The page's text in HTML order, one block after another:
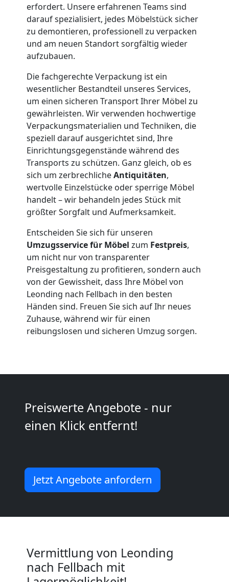
erfordert. Unsere erfahrenen Teams sind
darauf spezialisiert, jedes Möbelstück sicher
zu demontieren, professionell zu verpacken
und am neuen Standort sorgfältig wieder
aufzubauen.
Die fachgerechte Verpackung ist ein
wesentlicher Bestandteil unseres Services,
um einen sicheren Transport Ihrer Möbel zu
gewährleisten. Wir verwenden hochwertige
Verpackungsmaterialien und Techniken, die
speziell darauf ausgerichtet sind, Ihre
Einrichtungsgegenstände während des
Transports zu schützen. Ganz gleich, ob es
sich um zerbrechlicheAntiquitäten,
wertvolle Einzelstücke oder sperrige Möbel
handelt – wir behandeln jedes Stück mit
größter Sorgfalt und Aufmerksamkeit.
Entscheiden Sie sich für unseren
Umzugsservice für Möbel zum Festpreis,
um nicht nur von transparenter
Preisgestaltung zu profitieren, sondern auch
von der Gewissheit, dass Ihre Möbel von
Leonding nach Fellbach in den besten
Händen sind. Freuen Sie sich auf Ihr neues
Zuhause, während wir für einen
reibungslosen und sicheren Umzug sorgen.
Preiswerte Angebote - nur
einen Klick entfernt!
Jetzt Angebote anfordern
Vermittlung von Leonding
nach Fellbach mit
und
Lagerung
Leonding
Full-
Service-
Umzug
Leonding
Qualitäts-
Umzüge
Leonding
Vereinsumzug
Leonding
Anfrage
Möbeltransport
Möbeltransport
Beiladung
National